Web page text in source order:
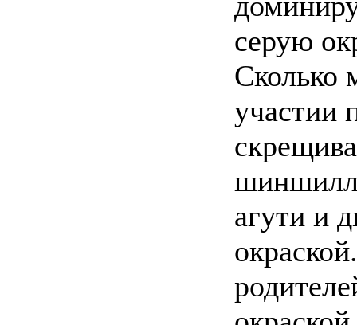
серую
Сколько
участии
агути и